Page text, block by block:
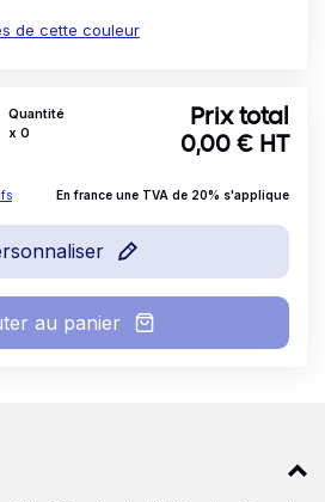
de cette couleur
Quantité
x 0
Prix total
0,00 € HT
En france une TVA de 20% s'applique
au panier